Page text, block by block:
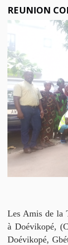
ACTION
DOMAINES
PROJETS
DOCUMENTS
HISTOIRES
EN
REUNION
Les Amis de la
à Doévikopé,
Doévikopé,